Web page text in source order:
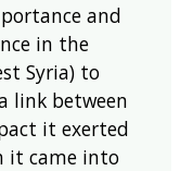
and
in the
Syria) to
link between
it exerted
it came into